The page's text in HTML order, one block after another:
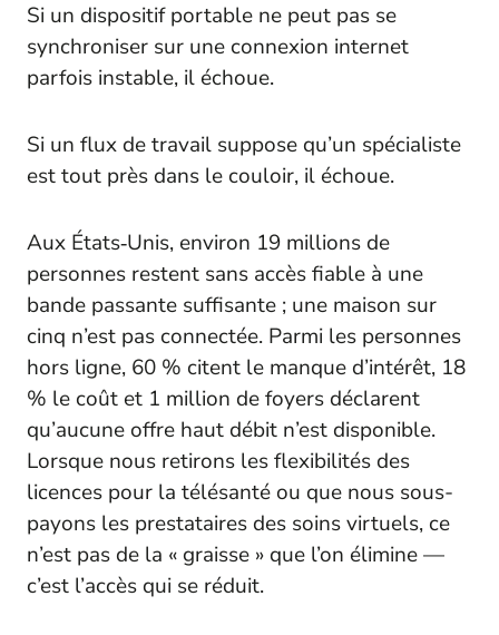
Si un dispositif portable ne peut pas se
synchroniser sur une connexion internet
parfois instable, il échoue.
Si un flux de travail suppose qu’un spécialiste
est tout près dans le couloir, il échoue.
Aux États‑Unis, environ 19 millions de
personnes restent sans accès fiable à une
bande passante suffisante ; une maison sur
cinq n’est pas connectée. Parmi les personnes
hors ligne, 60 % citent le manque d’intérêt, 18
% le coût et 1 million de foyers déclarent
qu’aucune offre haut débit n’est disponible.
Lorsque nous retirons les flexibilités des
licences pour la télésanté ou que nous sous-
payons les prestataires des soins virtuels, ce
n’est pas de la « graisse » que l’on élimine —
c’est l’accès qui se réduit.